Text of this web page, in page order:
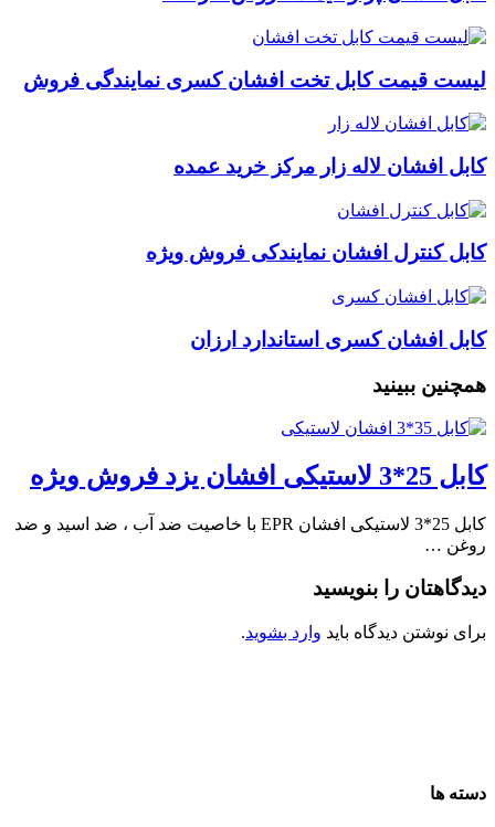
لیست قیمت کابل تخت افشان کسری نمایندگی فروش
کابل افشان لاله زار مرکز خرید عمده
کابل کنترل افشان نمایندکی فروش ویژه
کابل افشان کسری استاندارد ارزان
همچنین ببینید
کابل 25*3 لاستیکی افشان یزد فروش ویژه
کابل 25*3 لاستیکی افشان EPR با خاصیت ضد آب ، ضد اسید و ضد
روغن …
دیدگاهتان را بنویسید
برای نوشتن دیدگاه باید وارد بشوید.
دسته ها